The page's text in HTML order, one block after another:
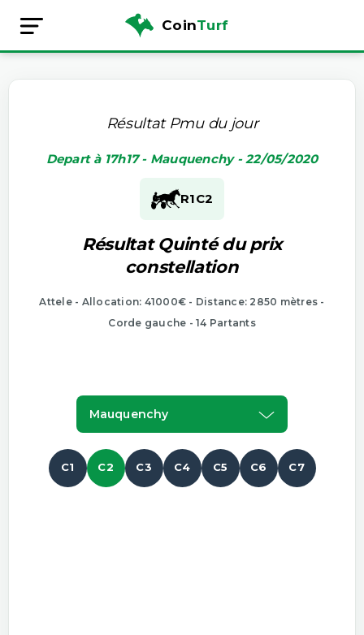
CoinTurf
Résultat Pmu du jour
Depart à 17h17 - Mauquenchy - 22/05/2020
R1C2
Résultat Quinté du prix
constellation
Attele - Allocation: 41000€ - Distance: 2850 mètres -
Corde gauche - 14 Partants
Mauquenchy
C1 C2 C3 C4 C5 C6 C7